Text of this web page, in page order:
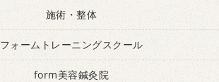
施術・整体
フォームトレーニングスクール
form美容鍼灸院